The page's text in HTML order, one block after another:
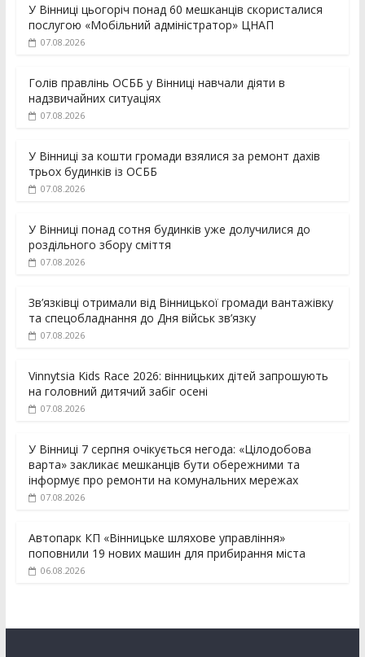
У Вінниці цьогоріч понад 60 мешканців скористалися
послугою «Мобільний адміністратор» ЦНАП
07.08.2026
Голів правлінь ОСББ у Вінниці навчали діяти в
надзвичайних ситуаціях
07.08.2026
У Вінниці за кошти громади взялися за ремонт дахів
трьох будинків із ОСББ
07.08.2026
У Вінниці понад сотня будинків уже долучилися до
роздільного збору сміття
07.08.2026
Зв’язківці отримали від Вінницької громади вантажівку
та спецобладнання до Дня військ зв’язку
07.08.2026
Vinnytsia Kids Race 2026: вінницьких дітей запрошують
на головний дитячий забіг осені
07.08.2026
У Вінниці 7 серпня очікується негода: «Цілодобова
варта» закликає мешканців бути обережними та
інформує про ремонти на комунальних мережах
07.08.2026
Автопарк КП «Вінницьке шляхове управління»
поповнили 19 нових машин для прибирання міста
06.08.2026